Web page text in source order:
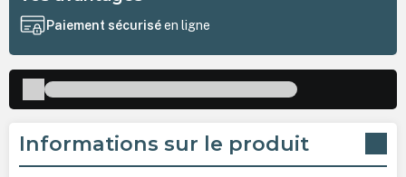
Paiement sécuriséen ligne
Informations sur le produit